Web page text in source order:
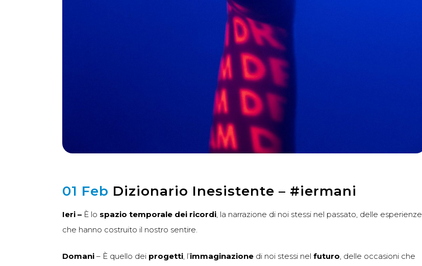
01 Feb Dizionario Inesistente – #iermani
Ieri – È lo spazio temporale dei ricordi, la narrazione di noi stessi nel passato, delle esperienze
che hanno costruito il nostro sentire.
Domani – È quello dei progetti, l’immaginazione di noi stessi nel futuro, delle occasioni che